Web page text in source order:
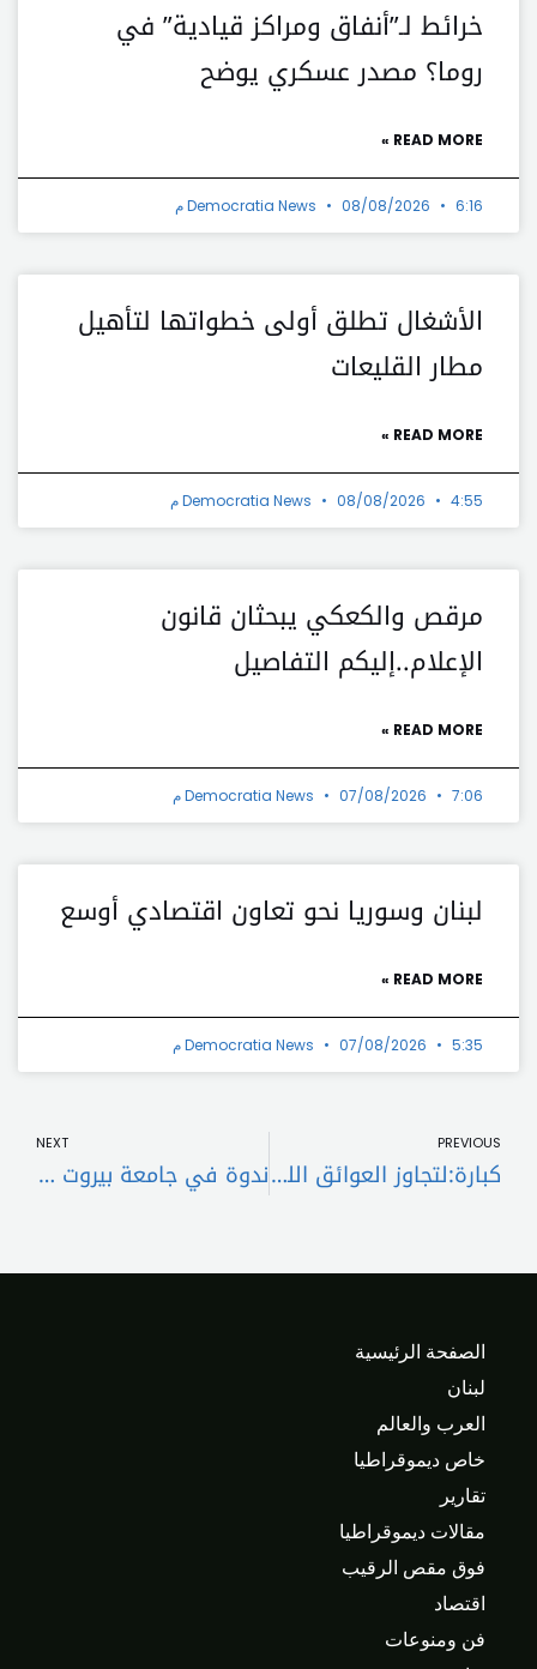
خرائط لـ”أنفاق ومراكز قيادية” في
روما؟ مصدر عسكري يوضح
READ MORE »
Democratia News 08/08/2026 6:16 م
الأشغال تطلق أولى خطواتها لتأهيل
مطار القليعات
READ MORE »
Democratia News 08/08/2026 4:55 م
مرقص والكعكي يبحثان قانون
الإعلام..إليكم التفاصيل
READ MORE »
Democratia News 07/08/2026 7:06 م
لبنان وسوريا نحو تعاون اقتصادي أوسع
READ MORE »
Democratia News 07/08/2026 5:35 م
PREVIOUS
كبارة:لتجاوز العوائق اللوجستية في الإدارات لتخفيف المعاناة
NEXT
ندوة في جامعة بيروت العربية عن “استراتيجية التغلب على الازمة في لبنان”: لإقرار قانون إعادة هيكلة المصارف
الصفحة الرئيسية
لبنان
العرب والعالم
خاص ديموقراطيا
تقارير
مقالات ديموقراطيا
فوق مقص الرقيب
اقتصاد
فن ومنوعات